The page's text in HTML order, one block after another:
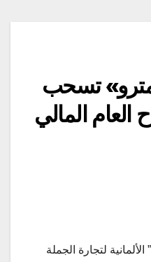
تسحب
العام المالي
لتجارة الجملة